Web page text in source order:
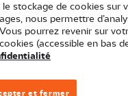
les tendances
enquête
stockage de cookies sur
nous permettre
pourrez revenir sur
(accessible en bas
et fermer